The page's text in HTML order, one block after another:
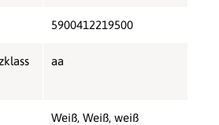
5900412219500
aa
Weiß, Weiß, weiß